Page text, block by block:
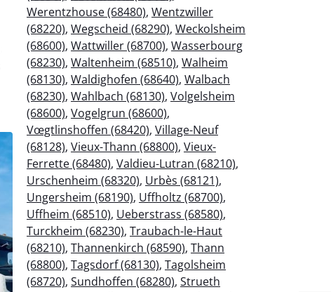
Werentzhouse (68480), Wentzwiller
(68220), Wegscheid (68290), Weckolsheim
(68600), Wattwiller (68700), Wasserbourg
(68230), Waltenheim (68510), Walheim
(68130), Waldighofen (68640), Walbach
(68230), Wahlbach (68130), Volgelsheim
(68600), Vogelgrun (68600),
Vœgtlinshoffen (68420), Village-Neuf
(68128), Vieux-Thann (68800), Vieux-
Ferrette (68480), Valdieu-Lutran (68210),
Urschenheim (68320), Urbès (68121),
Ungersheim (68190), Uffholtz (68700),
Uffheim (68510), Ueberstrass (68580),
Turckheim (68230), Traubach-le-Haut
(68210), Thannenkirch (68590), Thann
(68800), Tagsdorf (68130), Tagolsheim
(68720), Sundhoffen (68280), Strueth